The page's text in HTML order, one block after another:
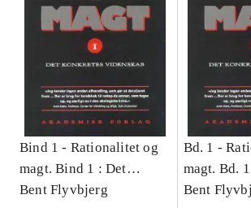
Bind 1 - Rationalitet og
magt. Bind 1 : Det
konkretes videnskab
Bent Flyvbjerg
Bd. 1 -
magt. Bd.
konkretes
Bent